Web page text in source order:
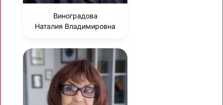
Виноградова
Наталия Владимировна